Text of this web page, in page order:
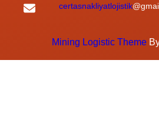
certasnakliyatlojistik
Mining Logistic Theme